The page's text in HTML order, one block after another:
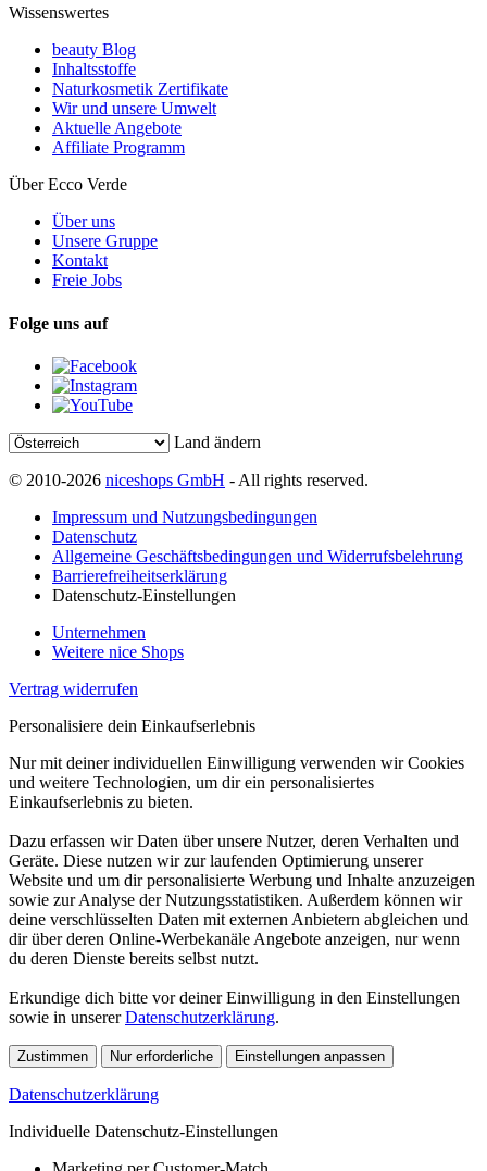
Wissenswertes
beauty Blog
Inhaltsstoffe
Naturkosmetik Zertifikate
Wir und unsere Umwelt
Aktuelle Angebote
Affiliate Programm
Über Ecco Verde
Über uns
Unsere Gruppe
Kontakt
Freie Jobs
Folge uns auf
Land ändern
© 2010-2026 niceshops GmbH - All rights reserved.
Impressum und Nutzungsbedingungen
Datenschutz
Allgemeine Geschäftsbedingungen und Widerrufsbelehrung
Barrierefreiheitserklärung
Datenschutz-Einstellungen
Unternehmen
Weitere nice Shops
Vertrag widerrufen
Personalisiere dein Einkaufserlebnis
Nur mit deiner individuellen Einwilligung verwenden wir Cookies
und weitere Technologien, um dir ein personalisiertes
Einkaufserlebnis zu bieten.
Dazu erfassen wir Daten über unsere Nutzer, deren Verhalten und
Geräte. Diese nutzen wir zur laufenden Optimierung unserer
Website und um dir personalisierte Werbung und Inhalte anzuzeigen
sowie zur Analyse der Nutzungsstatistiken. Außerdem können wir
deine verschlüsselten Daten mit externen Anbietern abgleichen und
dir über deren Online-Werbekanäle Angebote anzeigen, nur wenn
du deren Dienste bereits selbst nutzt.
Erkundige dich bitte vor deiner Einwilligung in den Einstellungen
sowie in unsererDatenschutzerklärung.
Zustimmen Nur erforderliche Einstellungen anpassen
Datenschutzerklärung
Individuelle Datenschutz-Einstellungen